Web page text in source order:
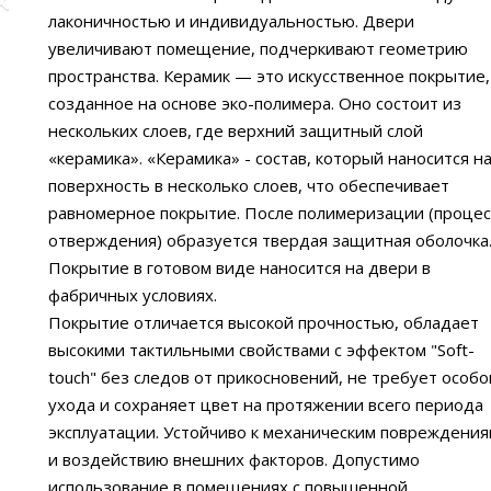
лаконичностью и индивидуальностью. Двери
увеличивают помещение, подчеркивают геометрию
пространства. Керамик — это искусственное покрытие,
созданное на основе эко-полимера. Оно состоит из
нескольких слоев, где верхний защитный слой
«керамика». «Керамика» - состав, который наносится на
поверхность в несколько слоев, что обеспечивает
равномерное покрытие. После полимеризации
отверждения) образуется твердая защитная оболочка.
Покрытие в готовом виде наносится на двери в
фабричных условиях.
Покрытие отличается высокой прочностью, обладает
высокими тактильными свойствами с эффектом "Soft-
touch" без следов от прикосновений, не требует
ухода и сохраняет цвет на протяжении всего периода
эксплуатации. Устойчиво к механическим
и воздействию внешних факторов. Допустимо
использование в помещениях с повышенной